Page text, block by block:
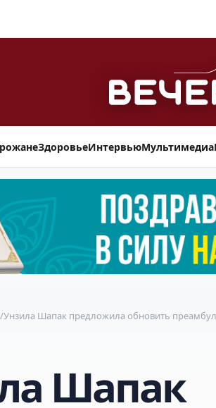
ЗдоровьеИнтервьюМультимедиа
/Унзила Шапак предложила обновить
Шапак